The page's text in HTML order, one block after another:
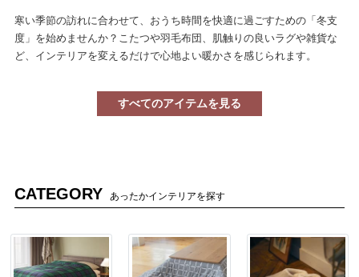
寒い季節の訪れに合わせて、おうち時間を快適に過ごすための「冬支
度」を始めませんか？こたつや羽毛布団、肌触りの良いラグや雑貨な
ど、インテリアを変えるだけで心地よい暖かさを感じられます。
すべてのアイテムを見る
CATEGORY あったかインテリアを探す